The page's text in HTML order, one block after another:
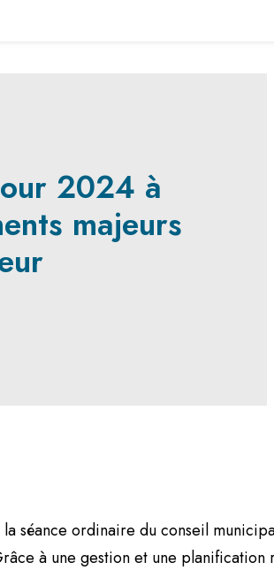
2024 à
majeurs
séance ordinaire du conseil
à une gestion et une